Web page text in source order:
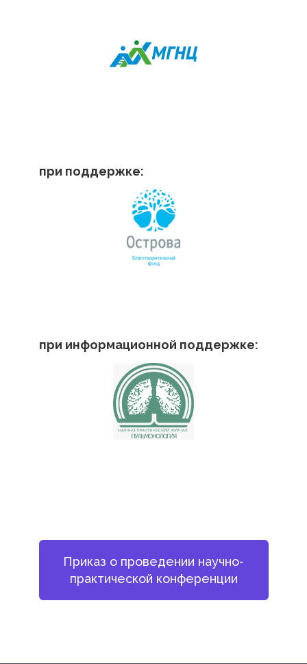
при поддержке:
при информационной поддержке:
Приказ о проведении научно-
практической конференции